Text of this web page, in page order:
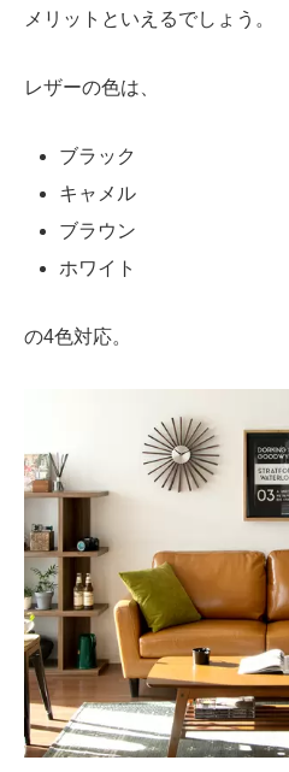
メリットといえるでしょう。
レザーの色は、
ブラック
キャメル
ブラウン
ホワイト
の4色対応。